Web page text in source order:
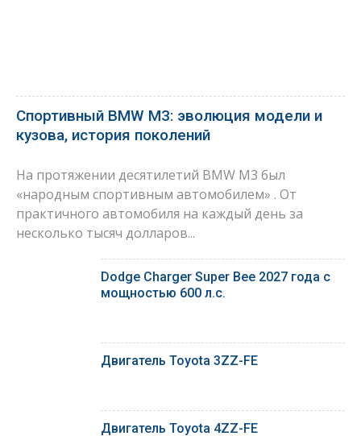
Спортивный BMW M3: эволюция модели и
кузова, история поколений
На протяжении десятилетий BMW M3 был
«народным спортивным автомобилем» . От
практичного автомобиля на каждый день за
несколько тысяч долларов...
Dodge Charger Super Bee 2027 года с
мощностью 600 л.с.
Двигатель Toyota 3ZZ-FE
Двигатель Toyota 4ZZ-FE